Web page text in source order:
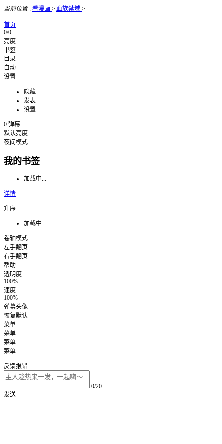
当前位置: 看漫画 > 血族禁域 >
首页
0/0
亮度
书签
目录
自动
设置
隐藏
发表
设置
0 弹幕
默认亮度
夜间模式
我的书签
加载中...
详情
升序
加载中...
卷轴模式
左手翻页
右手翻页
帮助
透明度
100%
速度
100%
弹幕头像
恢复默认
菜单
菜单
菜单
菜单
反馈报错
0/20
发送